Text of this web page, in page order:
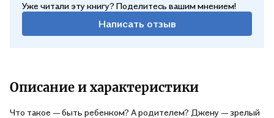
Уже читали эту книгу? Поделитесь вашим мнением!
Написать отзыв
Описание и характеристики
Что такое — быть ребенком? А родителем? Джену — зрелый